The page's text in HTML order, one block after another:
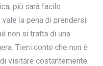
più sarà facile
la pena di prendersi
non si tratta di una
Tieni conto che non è
visitare costantemente.